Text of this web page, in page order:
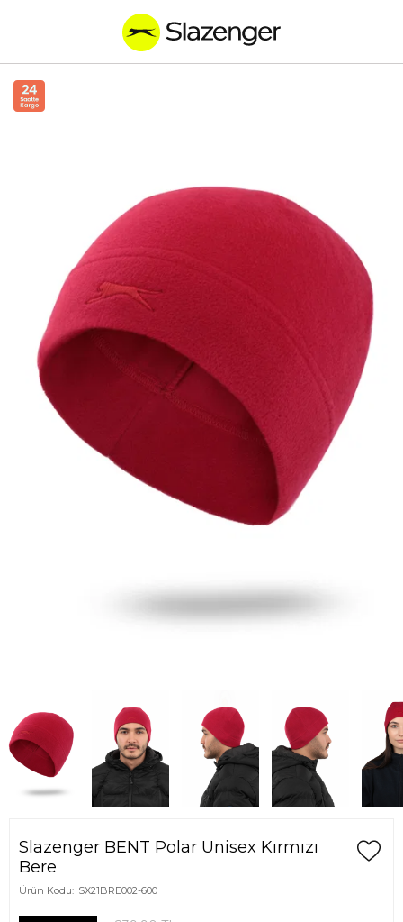
Slazenger BENT Polar Unisex Kırmızı
Bere
Ürün Kodu: SX21BRE002-600